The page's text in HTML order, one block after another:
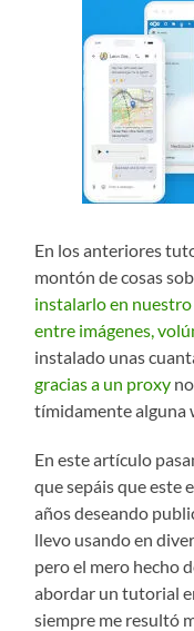
En los anteriores
montón de cosas
instalarlo en
entre imágenes,
instalado unas
gracias a un proxy
tímidamente alguna
En este artículo
que sepáis que este
años deseando
llevo usando en
pero el mero hecho
abordar un tutorial
siempre me resultó